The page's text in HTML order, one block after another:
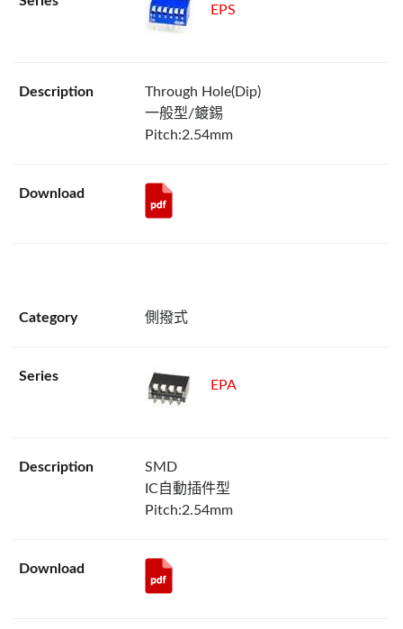
EPS
Through Hole(Dip)
一般型/鍍錫
Pitch:2.54mm
側撥式
EPA
SMD
IC自動插件型
Pitch:2.54mm